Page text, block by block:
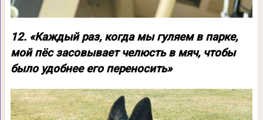
12. «Каждый раз, когда мы гуляем в парке,
мой пёс засовывает челюсть в мяч, чтобы
было удобнее его переносить»